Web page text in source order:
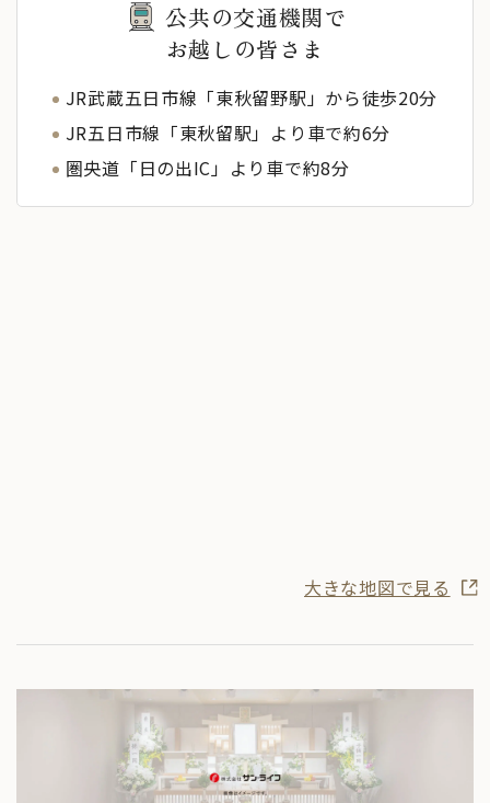
公共の交通機関で
お越しの皆さま
JR武蔵五日市線「東秋留野駅」から徒歩20分
JR五日市線「東秋留駅」より車で約6分
圏央道「日の出IC」より車で約8分
大きな地図で見る